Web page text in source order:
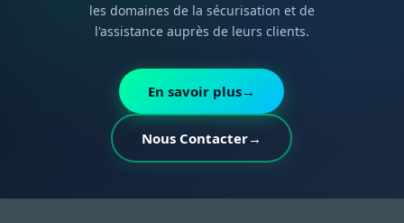
les domaines de la sécurisation et de
l'assistance auprès de leurs clients.
En savoir plus→
Nous Contacter→